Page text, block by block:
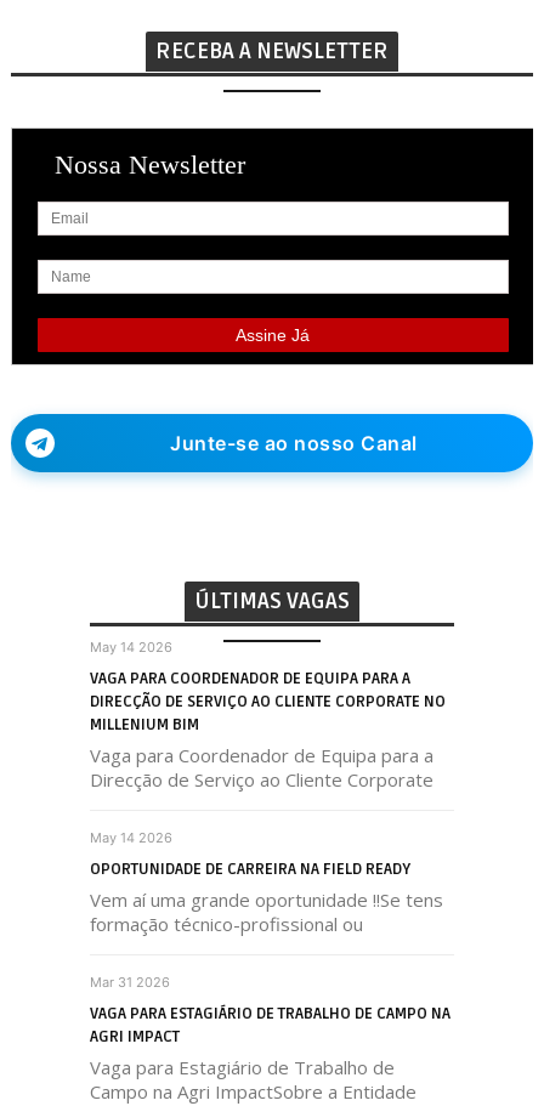
RECEBA A NEWSLETTER
Nossa Newsletter
Junte-se ao nosso Canal
ÚLTIMAS VAGAS
May 14 2026
VAGA PARA COORDENADOR DE EQUIPA PARA A
DIRECÇÃO DE SERVIÇO AO CLIENTE CORPORATE NO
MILLENIUM BIM
Vaga para Coordenador de Equipa para a
Direcção de Serviço ao Cliente Corporate
May 14 2026
OPORTUNIDADE DE CARREIRA NA FIELD READY
Vem aí uma grande oportunidade !!Se tens
formação técnico-profissional ou
Mar 31 2026
VAGA PARA ESTAGIÁRIO DE TRABALHO DE CAMPO NA
AGRI IMPACT
Vaga para Estagiário de Trabalho de
Campo na Agri ImpactSobre a Entidade